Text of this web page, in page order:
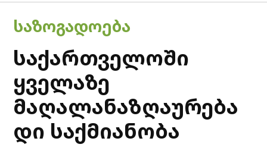
POSTED
IN
ᲡᲐᲖᲝᲒᲐᲓᲝᲔᲑᲐ
საქართველოში
ყველაზე
მაღალანაზღაურება
დი საქმიანობა